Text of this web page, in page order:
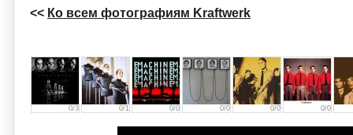
<< Ко всем фотографиям Kraftwerk
0/3 0/1 0/0 0/0 0/0 0/0